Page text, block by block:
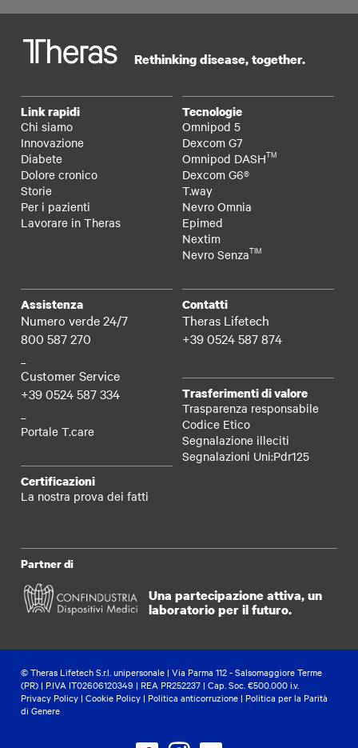
Rethinking disease, together.
Link rapidi
Chi siamo
Innovazione
Diabete
Dolore cronico
Storie
Per i pazienti
Lavorare in Theras
Tecnologie
Omnipod 5
Dexcom G7
Omnipod DASHTM
Dexcom G6®
T.way
Nevro Omnia
Epimed
Nextim
Nevro SenzaTIM
Assistenza
Numero verde 24/7
800 587 270
Customer Service
+39 0524 587 334
Portale T.care
Contatti
Theras Lifetech
+39 0524 587 874
Certificazioni
La nostra prova dei fatti
Trasferimenti di valore
Trasparenza responsabile
Codice Etico
Segnalazione illeciti
Segnalazioni Uni:Pdr125
Partner di
Una partecipazione attiva, un
laboratorio per il futuro.
© Theras Lifetech S.r.l. unipersonale | Via Parma 112 - Salsomaggiore Terme
(PR) | P.IVA IT02606120349 | REA PR252237 | Cap. Soc. €500.000 i.v.
Privacy Policy |Cookie Policy | Politica anticorruzione | Politica per la Parità
di Genere